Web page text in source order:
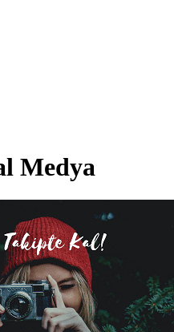
Medya